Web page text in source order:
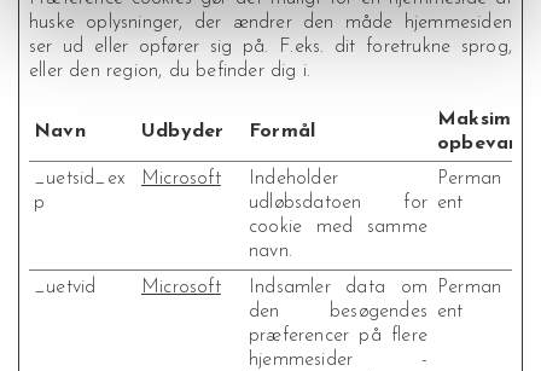
huske oplysninger, der ændrer den måde hjemmesiden
ser ud eller opfører sig på. F.eks. dit foretrukne sprog,
eller den region, du befinder dig i.
Navn Udbyder Formål
Maksimal
_uetsid_ex
p
Microsoft
Indeholder
udløbsdatoen for
cookie med samme
navn.
Perman
ent
_uetvid Microsoft
Indsamler data om
den besøgendes
præferencer på flere
hjemmesider -
Perman
ent